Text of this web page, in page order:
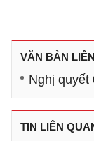
VĂN BẢN
Nghị quyết
TIN LIÊN